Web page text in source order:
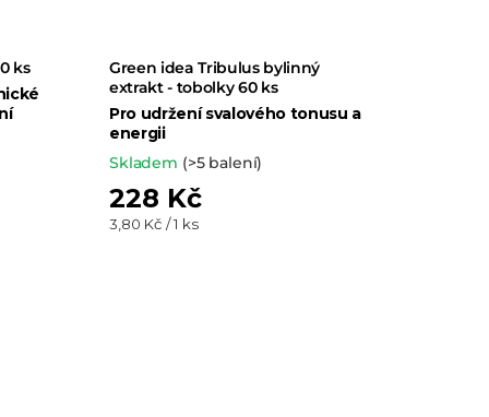
ks
Green idea Tribulus bylinný
extrakt - tobolky 60 ks
Pro udržení svalového tonusu a
energii
Skladem (>5 balení)
228 Kč
Měrná
3,80 Kč / 1 ks